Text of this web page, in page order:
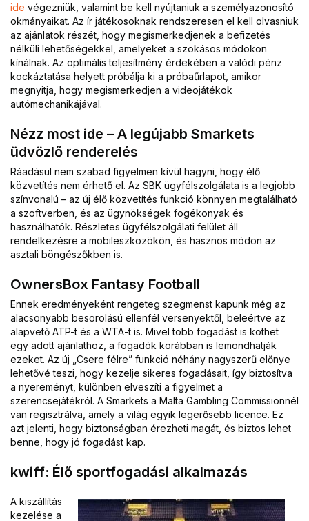
ide végezniük, valamint be kell nyújtaniuk a személyazonosító
okmányaikat. Az ír játékosoknak rendszeresen el kell olvasniuk
az ajánlatok részét, hogy megismerkedjenek a befizetés
nélküli lehetőségekkel, amelyeket a szokásos módokon
kínálnak. Az optimális teljesítmény érdekében a valódi pénz
kockáztatása helyett próbálja ki a próbaűrlapot, amikor
megnyitja, hogy megismerkedjen a videojátékok
autómechanikájával.
Nézz most ide – A legújabb Smarkets
üdvözlő renderelés
Ráadásul nem szabad figyelmen kívül hagyni, hogy élő
közvetítés nem érhető el. Az SBK ügyfélszolgálata is a legjobb
színvonalú – az új élő közvetítés funkció könnyen megtalálható
a szoftverben, és az ügynökségek fogékonyak és
használhatók. Részletes ügyfélszolgálati felület áll
rendelkezésre a mobileszközökön, és hasznos módon az
asztali böngészőkben is.
OwnersBox Fantasy Football
Ennek eredményeként rengeteg szegmenst kapunk még az
alacsonyabb besorolású ellenfél versenyektől, beleértve az
alapvető ATP-t és a WTA-t is. Mivel több fogadást is köthet
egy adott ajánlathoz, a fogadók korábban is lemondhatják
ezeket. Az új „Csere félre” funkció néhány nagyszerű előnye
lehetővé teszi, hogy kezelje sikeres fogadásait, így biztosítva
a nyereményt, különben elveszíti a figyelmet a
szerencsejátékról. A Smarkets a Malta Gambling Commissionnél
van regisztrálva, amely a világ egyik legerősebb licence. Ez
azt jelenti, hogy biztonságban érezheti magát, és biztos lehet
benne, hogy jó fogadást kap.
kwiff: Élő sportfogadási alkalmazás
A kiszállítás
kezelése a